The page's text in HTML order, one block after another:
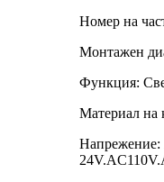
Номер на
Монтажен
Функция:
Материал на